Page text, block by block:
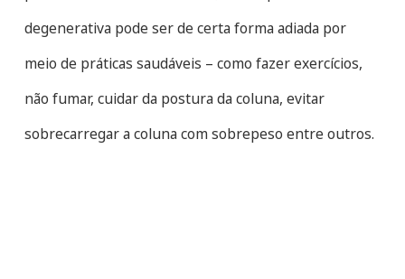
degenerativa pode ser de certa forma adiada por
meio de práticas saudáveis – como fazer exercícios,
não fumar, cuidar da postura da coluna, evitar
sobrecarregar a coluna com sobrepeso entre outros.